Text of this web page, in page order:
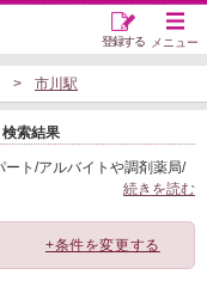
メニュー
登録する
市川駅
索結果
ト/アルバイトや調剤薬局/
続きを読む
+条件を変更する